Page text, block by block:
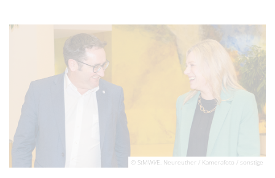
© StMWi/E. Neureuther / Kamerafoto / sonstige